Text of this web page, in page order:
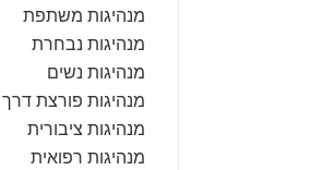
מנהיגות משתפת
מנהיגות נבחרת
מנהיגות נשים
מנהיגות פורצת דרך
מנהיגות ציבורית
מנהיגות רפואית